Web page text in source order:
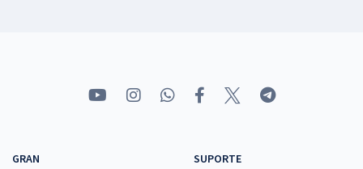
GRAN
SUPORTE